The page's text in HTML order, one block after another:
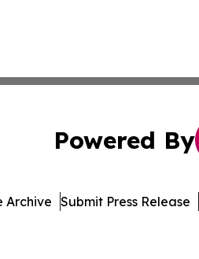
Powered By
Archive Submit Press Release